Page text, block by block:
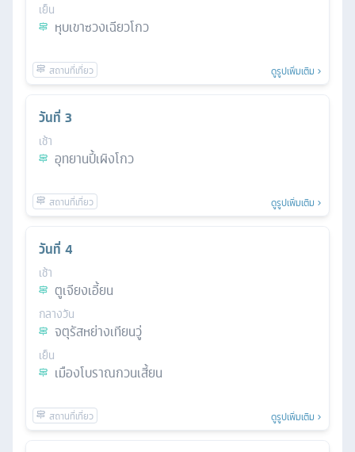
เย็น
หุบเขาซวงเฉียวโกว
ดูรูปเพิ่มเติม
วันที่ 3
เช้า
อุทยานปี้เผิงโกว
ดูรูปเพิ่มเติม
วันที่ 4
เช้า
ตูเจียงเอี้ยน
กลางวัน
จตุรัสหย่างเทียนวู่
เย็น
เมืองโบราณกวนเสี้ยน
ดูรูปเพิ่มเติม